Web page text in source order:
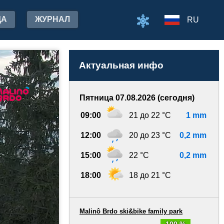
ЖУРНАЛ RU
Актуальная инфо
Пятница 07.08.2026 (сегодня)
09:00 21 до 22 °C 1 mm
12:00 20 до 23 °C 0,2 mm
15:00 22 °C 0,2 mm
18:00 18 до 21 °C
Malinô Brdo ski&bike family park